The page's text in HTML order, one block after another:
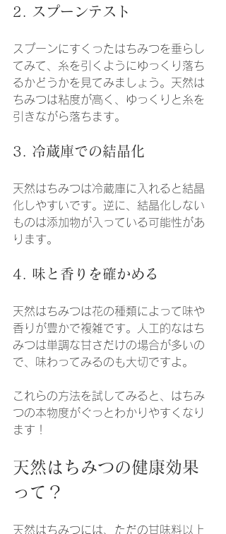
2. スプーンテスト
スプーンにすくったはちみつを垂らし
てみて、糸を引くようにゆっくり落ち
るかどうかを見てみましょう。天然は
ちみつは粘度が高く、ゆっくりと糸を
引きながら落ちます。
3. 冷蔵庫での結晶化
天然はちみつは冷蔵庫に入れると結晶
化しやすいです。逆に、結晶化しない
ものは添加物が入っている可能性があ
ります。
4. 味と香りを確かめる
天然はちみつは花の種類によって味や
香りが豊かで複雑です。人工的なはち
みつは単調な甘さだけの場合が多いの
で、味わってみるのも大切ですよ。
これらの方法を試してみると、はちみ
つの本物度がぐっとわかりやすくなり
ます！
天然はちみつの健康効果
って？
天然はちみつには、ただの甘味料以上